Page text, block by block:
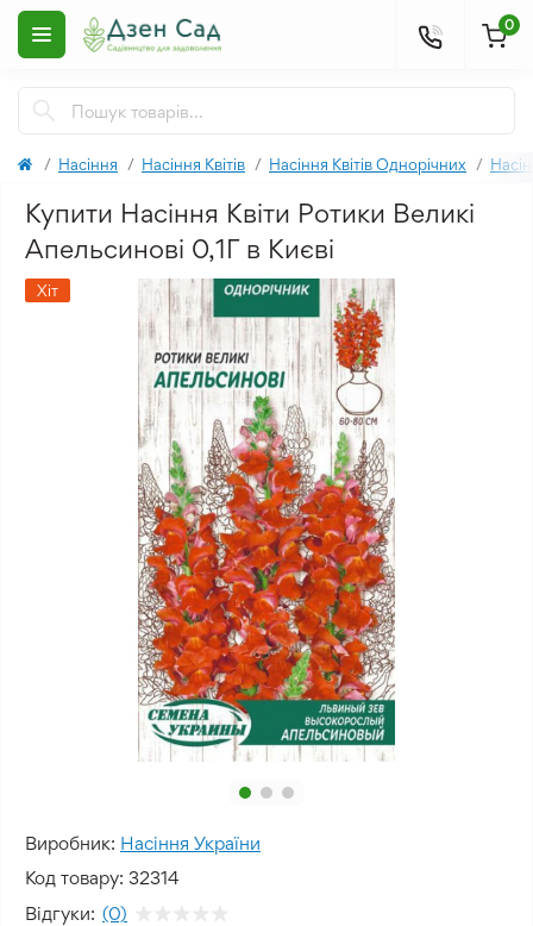
0
Насіння Насіння Квітів Насіння Квітів Однорічних
Купити Насіння Квіти Ротики Великі
Апельсинові 0,1Г в Києві
Хіт
Виробник: Насіння України
Код товару: 32314
Відгуки: (0)